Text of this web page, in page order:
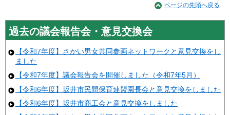
ページの先頭へ戻る
過去の議会報告会・意見交換会
【令和7年度】さかい男女共同参画ネットワークと意見交換をし
ました
【令和7年度】議会報告会を開催しました（令和7年5月）
【令和6年度】坂井市民間保育連盟園長会と意見交換をしました
【令和6年度】坂井市商工会と意見交換をしました